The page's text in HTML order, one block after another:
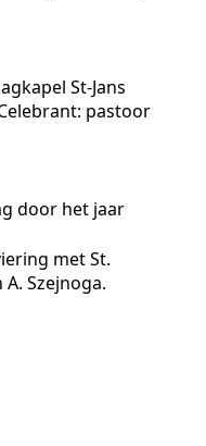
St-Jans
pastoor
door het jaar
met St.
Szejnoga.